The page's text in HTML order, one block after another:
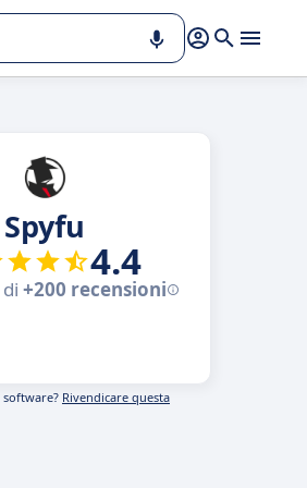
Spyfu
4.4
+200 recensioni
Rivendicare questa